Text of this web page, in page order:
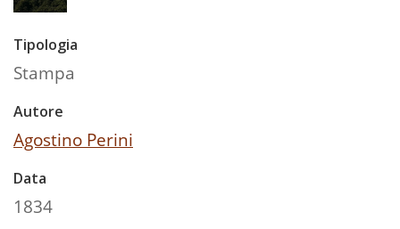
Tipologia
Stampa
Autore
Agostino Perini
Data
1834